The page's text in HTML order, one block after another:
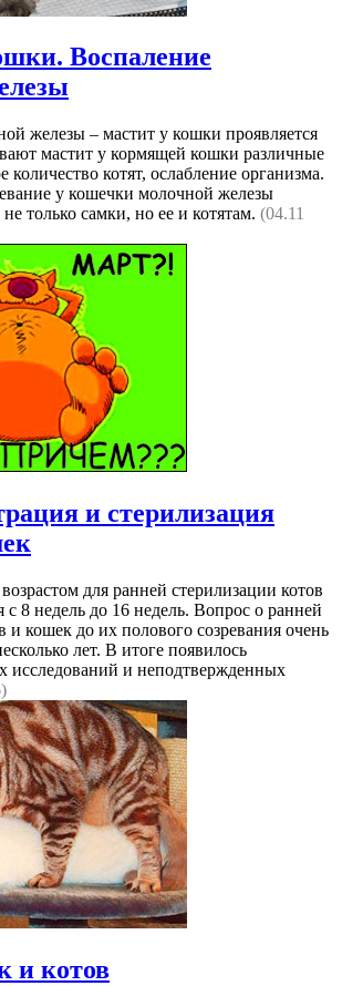
Воспаление
железы – мастит у кошки проявляется
мастит у кормящей кошки различные
количество котят, ослабление организма.
у кошечки молочной железы
только самки, но ее и котятам. (04.11
и стерилизация
для ранней стерилизации котов
с 8 недель до 16 недель. Вопрос о ранней
и кошек до их полового созревания очень
лет. В итоге появилось
исследований и неподтвержденных
и котов